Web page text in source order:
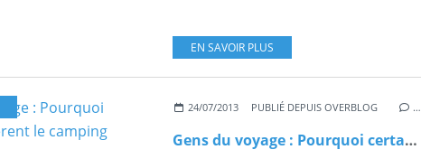
EN SAVOIR PLUS
24/07/2013 PUBLIÉ DEPUIS OVERBLOG …
Gens du voyage : Pourquoi certains préfèrent le camping sauvage